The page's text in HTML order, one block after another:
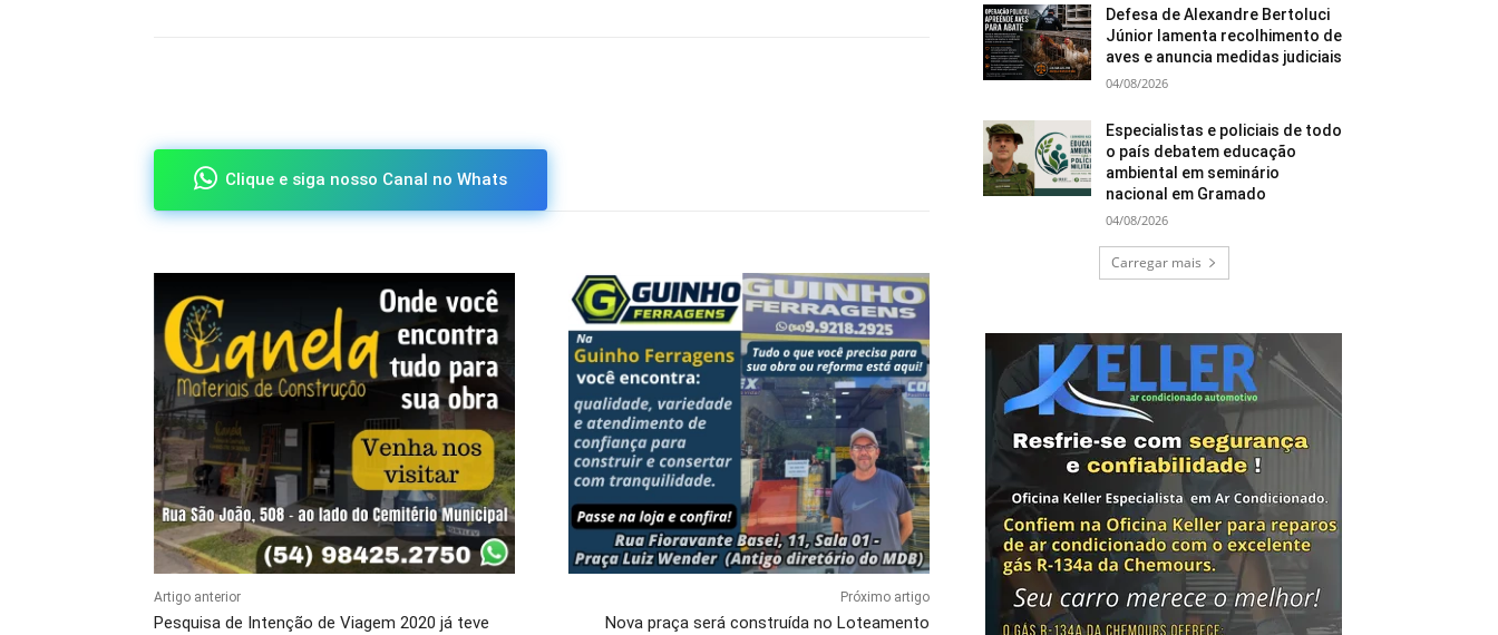
Clique e siga nosso Canal no Whats
Artigo anterior
Pesquisa de Intenção de Viagem 2020 já teve
Próximo artigo
Nova praça será construída no Loteamento
Defesa de Alexandre Bertoluci
Júnior lamenta recolhimento de
aves e anuncia medidas judiciais
04/08/2026
Especialistas e policiais de todo
o país debatem educação
ambiental em seminário
nacional em Gramado
04/08/2026
Carregar mais